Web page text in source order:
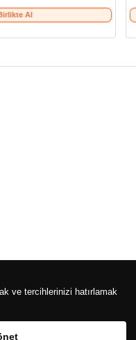
Al
Curesel
ve tercihlerinizi hatırlamak